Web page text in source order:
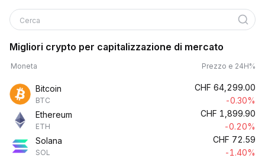
Cerca
Migliori crypto per capitalizzazione di mercato
Moneta Prezzo e 24H%
Bitcoin
BTC
CHF 64,299.00
-0.30%
Ethereum
ETH
CHF 1,899.90
-0.20%
Solana
SOL
CHF 72.59
-1.40%